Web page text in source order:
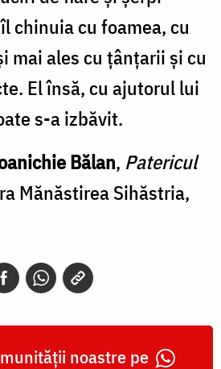
chinuia cu foamea, cu
mai ales cu ţânţarii şi cu
El însă, cu ajutorul lui
s-a izbăvit.
Bălan, Patericul
Mănăstirea Sihăstria,
noastre pe